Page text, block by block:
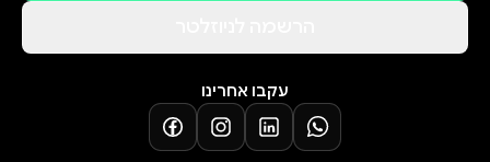
ממאה מיליון עותקים שלהם, ואחדים
מהם הופקו לסרטים שוברי קופות
ולסדרות טלוויזיה. אנדרו צ'יילד, אחיו
הצעיר של לי צ'יילד, הוא מחברם של
עקבו אחרינו